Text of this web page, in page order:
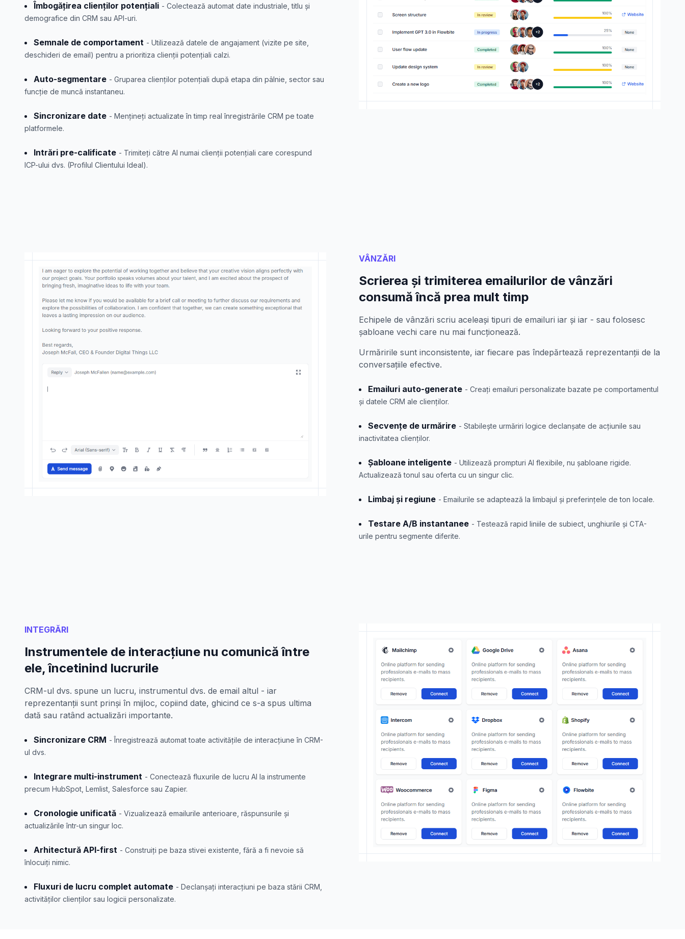
Îmbogățirea clienților potențiali - Colectează automat date industriale, titlu și
demografice din CRM sau API-uri.
Semnale de comportament - Utilizează datele de angajament (vizite pe site,
deschideri de email) pentru a prioritiza clienții potențiali calzi.
Auto-segmentare - Gruparea clienților potențiali după etapa din pâlnie, sector sau
funcție de muncă instantaneu.
Sincronizare date - Mențineți actualizate în timp real înregistrările CRM pe toate
platformele.
Intrări pre-calificate - Trimiteți către AI numai clienții potențiali care corespund
ICP-ului dvs. (Profilul Clientului Ideal).
VÂNZĂRI
Scrierea și trimiterea emailurilor de vânzări
consumă încă prea mult timp
Echipele de vânzări scriu aceleași tipuri de emailuri iar și iar - sau folosesc
șabloane vechi care nu mai funcționează.
Urmăririle sunt inconsistente, iar fiecare pas îndepărtează reprezentanții de la
conversațiile efective.
Emailuri auto-generate - Creați emailuri personalizate bazate pe comportamentul
și datele CRM ale clienților.
Secvențe de urmărire - Stabilește urmăriri logice declanșate de acțiunile sau
inactivitatea clienților.
Șabloane inteligente - Utilizează prompturi AI flexibile, nu șabloane rigide.
Actualizează tonul sau oferta cu un singur clic.
Limbaj și regiune - Emailurile se adaptează la limbajul și preferințele de ton locale.
Testare A/B instantanee - Testează rapid liniile de subiect, unghiurile și CTA-
urile pentru segmente diferite.
INTEGRĂRI
Instrumentele de interacțiune nu comunică între
ele, încetinind lucrurile
CRM-ul dvs. spune un lucru, instrumentul dvs. de email altul - iar
reprezentanții sunt prinși în mijloc, copiind date, ghicind ce s-a spus ultima
dată sau ratând actualizări importante.
Sincronizare CRM - Înregistrează automat toate activitățile de interacțiune în CRM-
ul dvs.
Integrare multi-instrument - Conectează fluxurile de lucru AI la instrumente
precum HubSpot, Lemlist, Salesforce sau Zapier.
Cronologie unificată - Vizualizează emailurile anterioare, răspunsurile și
actualizările într-un singur loc.
Arhitectură API-first - Construiți pe baza stivei existente, fără a fi nevoie să
înlocuiți nimic.
Fluxuri de lucru complet automate - Declanșați interacțiuni pe baza stării CRM,
activităților clienților sau logicii personalizate.